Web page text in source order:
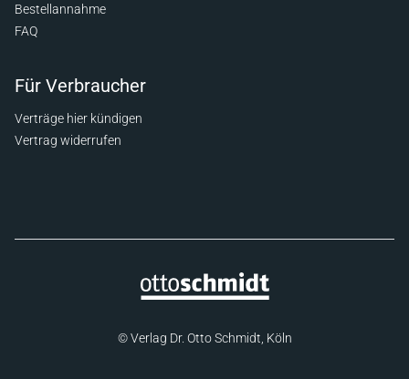
Bestellannahme
FAQ
Für Verbraucher
Verträge hier kündigen
Vertrag widerrufen
© Verlag Dr. Otto Schmidt, Köln